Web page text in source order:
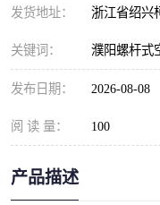
发货地址： 浙江省绍兴
关键词： 濮阳螺杆式
发布日期： 2026-08-08
阅 读 量： 100
产品描述